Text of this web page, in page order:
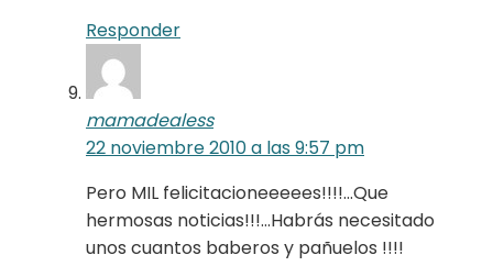
Responder
mamadealess
22 noviembre 2010 a las 9:57 pm
Pero MIL felicitacioneeeees!!!!…Que
hermosas noticias!!!…Habrás necesitado
unos cuantos baberos y pañuelos !!!!